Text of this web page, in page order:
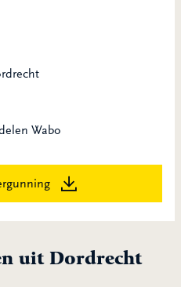
Wabo
uit Dordrecht